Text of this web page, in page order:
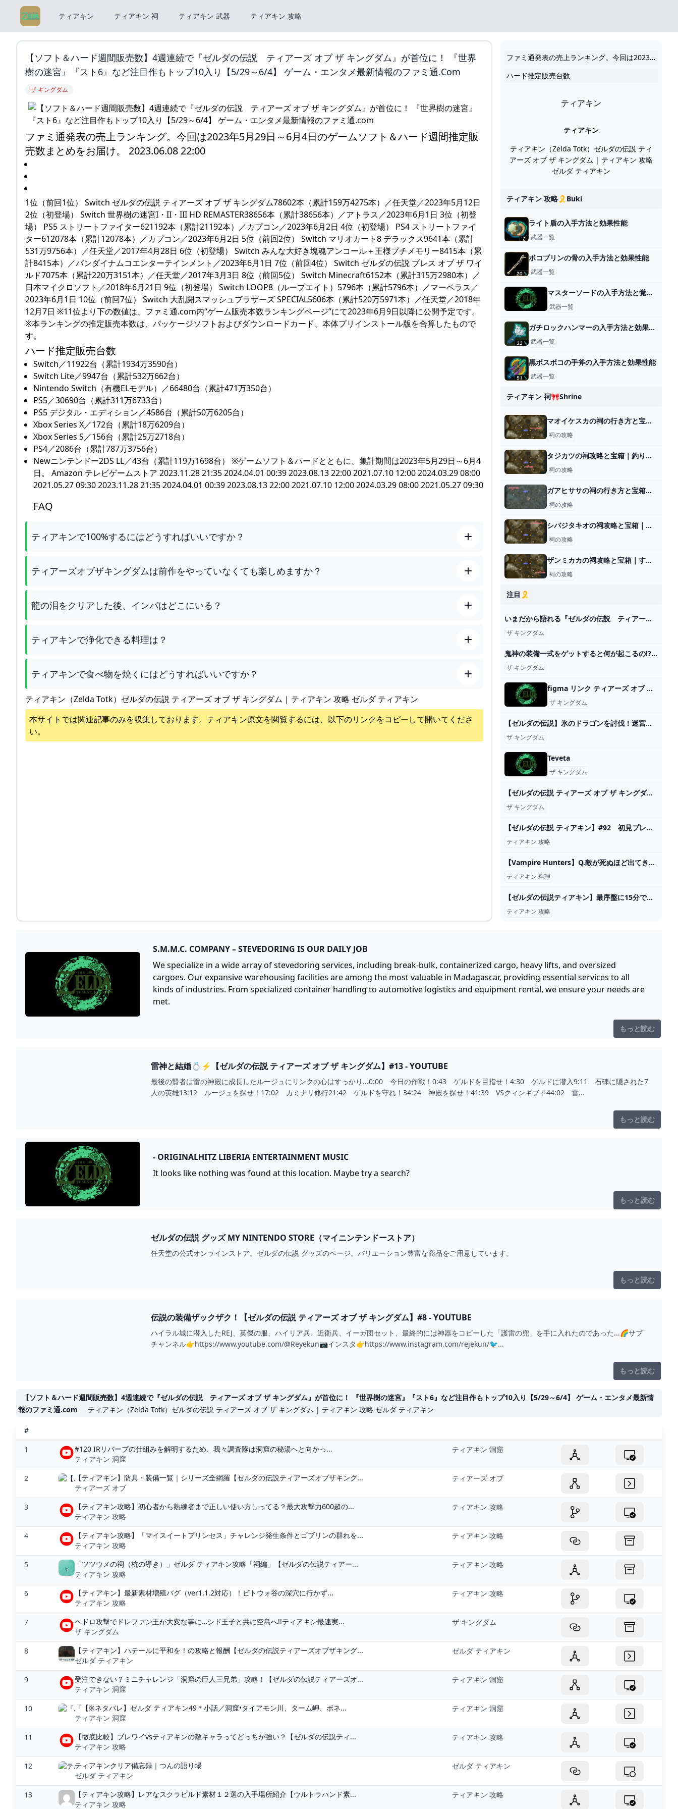
ティアキン ティアキン 祠 ティアキン 武器 ティアキン 攻略
【ソフト＆ハード週間販売数】4週連続で『ゼルダの伝説 ティアーズ オブ ザ キングダム』が首位に！ 『世界
樹の迷宮』『スト6』など注目作もトップ10入り【5/29～6/4】 ゲーム・エンタメ最新情報のファミ通.com
ザ キングダム
ファミ通発表の売上ランキング。今回は2023年5月29日～6月4日のゲームソフト＆ハード週間推定販
売数まとめをお届け。 2023.06.08 22:00
1位（前回1位） Switch ゼルダの伝説 ティアーズ オブ ザ キングダム78602本（累計159万4275本）／任天堂／2023年5月12日
2位（初登場） Switch 世界樹の迷宮I・II・III HD REMASTER38656本（累計38656本）／アトラス／2023年6月1日 3位（初登
場） PS5 ストリートファイター621192本（累計21192本）／カプコン／2023年6月2日 4位（初登場） PS4 ストリートファイ
ター612078本（累計12078本）／カプコン／2023年6月2日 5位（前回2位） Switch マリオカート8 デラックス9641本（累計
531万9756本）／任天堂／2017年4月28日 6位（初登場） Switch みんな大好き塊魂アンコール＋王様プチメモリー8415本（累
計8415本）／バンダイナムコエンターテインメント／2023年6月1日 7位（前回4位） Switch ゼルダの伝説 ブレス オブ ザ ワイ
ルド7075本（累計220万3151本）／任天堂／2017年3月3日 8位（前回5位） Switch Minecraft6152本（累計315万2980本）／
日本マイクロソフト／2018年6月21日 9位（初登場） Switch LOOP8（ループエイト）5796本（累計5796本）／マーベラス／
2023年6月1日 10位（前回7位） Switch 大乱闘スマッシュブラザーズ SPECIAL5606本（累計520万5971本）／任天堂／2018年
12月7日 ※11位より下の数値は、ファミ通.com内“ゲーム販売本数ランキングページ”にて2023年6月9日以降に公開予定です。
※本ランキングの推定販売本数は、パッケージソフトおよびダウンロードカード、本体プリインストール版を合算したもので
す。
ハード推定販売台数
Switch／11922台（累計1934万3590台）
Switch Lite／9947台（累計532万662台）
Nintendo Switch（有機ELモデル）／66480台（累計471万350台）
PS5／30690台（累計311万6733台）
PS5 デジタル・エディション／4586台（累計50万6205台）
Xbox Series X／172台（累計18万6209台）
Xbox Series S／156台（累計25万2718台）
PS4／2086台（累計787万3756台）
Newニンテンドー2DS LL／43台（累計119万1698台） ※ゲームソフト＆ハードとともに、集計期間は2023年5月29日～6月4
日。 Amazon テレビゲームストア 2023.11.28 21:35 2024.04.01 00:39 2023.08.13 22:00 2021.07.10 12:00 2024.03.29 08:00
2021.05.27 09:30 2023.11.28 21:35 2024.04.01 00:39 2023.08.13 22:00 2021.07.10 12:00 2024.03.29 08:00 2021.05.27 09:30
FAQ
ティアキンで100%するにはどうすればいいですか？
ティアーズオブザキングダムは前作をやっていなくても楽しめますか？
龍の泪をクリアした後、インパはどこにいる？
ティアキンで浄化できる料理は？
ティアキンで食べ物を焼くにはどうすればいいですか？
ティアキン（Zelda Totk）ゼルダの伝説 ティアーズ オブ ザ キングダム | ティアキン 攻略 ゼルダ ティアキン
本サイトでは関連記事のみを収集しております。 ティアキン原文を閲覧するには、以下のリンクをコピーして開いてくださ
い。
ファミ通発表の売上ランキング。今回は2023年5月29日～6月4日のゲームソフト＆ハード週間推定販売数まとめをお届け。 2023.06.08 22:00
ハード推定販売台数
ティアキン
ティアキン
ティアキン（Zelda Totk）ゼルダの伝説 ティ
アーズ オブ ザ キングダム | ティアキン 攻略
ゼルダ ティアキン
ティアキン 攻略🎗️buki
ライト盾の入手方法と効果性能
武器一覧
ボコブリンの骨の入手方法と効果性能
武器一覧
マスターソードの入手方法と覚醒のやり方
武器一覧
ガチロックハンマーの入手方法と効果性能
武器一覧
黒ボスボコの手斧の入手方法と効果性能
武器一覧
ティアキン 祠🎀shrine
マオイケスカの祠の行き方と宝箱｜ラウルの祝福
祠の攻略
タジカツの祠攻略と宝箱｜釣り合うかたち
祠の攻略
ガアヒササの祠の行き方と宝箱｜ラウルの祝福
祠の攻略
シバジタキオの祠攻略と宝箱｜道をつなぐ鍵
祠の攻略
ザンミカカの祠攻略と宝箱｜すくうかたち
祠の攻略
注目🎗️
いまだから語れる『ゼルダの伝説 ティアーズ オブ ザ キングダム』開発者インタビュー。“遊び優先”を貫いて完成させた驚異の続編【ティアキン】 ゲーム・エンタメ最新情報のファミ通.com
ザ キングダム
鬼神の装備一式をゲットすると何が起こるの!?不思議なミニチャレンジを攻略!!ティアキン最速実況Part101【ゼルダの伝説 ティアーズ オブ ザ キングダム】 - YouTube
ザ キングダム
figma リンク ティアーズ オブ ザ キングダムver. DXエディション｜グッドスマイルカンパニー公式ショップ
ザ キングダム
【ゼルダの伝説】氷のドラゴンを討伐！迷宮をクリアするぞ！ #64【ティアーズ オブ ザ キングダム】 - YouTube
ザ キングダム
Teveta
ザ キングダム
【ゼルダの伝説 ティアーズ オブ ザ キングダム】38歳のティアキン実況 あるみつ vol.006 - YouTube
ザ キングダム
【ゼルダの伝説 ティアキン】#92 初見プレイ 祠・コログ・マヨイ・井戸やりこみ目指します！(地底探索ほぼノーカット（戦闘シーン除く）、早送りあり) - YouTube
ティアキン 攻略
【Vampire Hunters】Q.敵が死ぬほど出てきます。どうすればいいですか？【ゆっくり実況】 - YouTube
ティアキン 料理
【ゼルダの伝説ティアキン】最序盤に15分で最強装備を含む全身装備をコンプリートするルート紹介！（TotK、ティアーズオブザキングダム） - YouTube
ティアキン 攻略
S.M.M.C. COMPANY – STEVEDORING IS OUR DAILY JOB
We specialize in a wide array of stevedoring services, including break-bulk, containerized cargo, heavy lifts, and oversized
cargoes. Our expansive warehousing facilities are among the most valuable in Madagascar, providing essential services to all
kinds of industries. From specialized container handling to automotive logistics and equipment rental, we ensure your needs are
met.
もっと読む
雷神と結婚💍⚡【ゼルダの伝説 ティアーズ オブ ザ キングダム】#13 - YOUTUBE
最後の賢者は雷の神殿に成長したルージュにリンクの心はすっかり...0:00 今日の作戦！0:43 ゲルドを目指せ！4:30 ゲルドに潜入9:11 石碑に隠された7
人の英雄13:12 ルージュを探せ！17:02 カミナリ修行21:42 ゲルドを守れ！34:24 神殿を探せ！41:39 VSクィンギブド44:02 雷...
もっと読む
- ORIGINALHITZ LIBERIA ENTERTAINMENT MUSIC
It looks like nothing was found at this location. Maybe try a search?
もっと読む
ゼルダの伝説 グッズ MY NINTENDO STORE（マイニンテンドーストア）
任天堂の公式オンラインストア。ゼルダの伝説 グッズのページ。バリエーション豊富な商品をご用意しています。
もっと読む
伝説の装備ザックザク！【ゼルダの伝説 ティアーズ オブ ザ キングダム】#8 - YOUTUBE
ハイラル城に潜入したREJ、英傑の服、ハイリア兵、近衛兵、イーガ団セット、最終的には神器をコピーした「護雷の兜」を手に入れたのであった...🌈サブ
チャンネル👉https://www.youtube.com/@Reyekun📷インスタ👉https://www.instagram.com/rejekun/🐦...
もっと読む
【ソフト＆ハード週間販売数】4週連続で『ゼルダの伝説 ティアーズ オブ ザ キングダム』が首位に！ 『世界樹の迷宮』『スト6』など注目作もトップ10入り【5/29～6/4】 ゲーム・エンタメ最新情
報のファミ通.com
ティアキン（Zelda Totk）ゼルダの伝説 ティアーズ オブ ザ キングダム | ティアキン 攻略 ゼルダ ティアキン
#
1
#120 IRリバーブの仕組みを解明するため、我々調査隊は洞窟の秘湯へと向かっ...
ティアキン 洞窟
ティアキン 洞窟
2
【ティアキン】防具・装備一覧｜シリーズ全網羅【ゼルダの伝説ティアーズオブザキング...
ティアーズ オブ
ティアーズ オブ
3
【ティアキン攻略】初心者から熟練者まで正しい使い方しってる？最大攻撃力600超の...
ティアキン 攻略
ティアキン 攻略
4
【ティアキン攻略】「マイスイートプリンセス」チャレンジ発生条件とゴブリンの群れを...
ティアキン 攻略
ティアキン 攻略
5
「ツツウメの祠（杭の導き）」ゼルダ ティアキン攻略「祠編」【ゼルダの伝説ティアー...
ティアキン 攻略
ティアキン 攻略
6
【ティアキン】最新素材増殖バグ（ver1.1.2対応）！ビトウォ谷の深穴に行かず...
ティアキン 攻略
ティアキン 攻略
7
ヘドロ攻撃でドレファン王が大変な事に…シド王子と共に空島へ!!ティアキン最速実...
ザ キングダム
ザ キングダム
8
【ティアキン】ハテールに平和を！の攻略と報酬【ゼルダの伝説ティアーズオブザキング...
ゼルダ ティアキン
ゼルダ ティアキン
9
受注できない？ミニチャレンジ「洞窟の巨人三兄弟」攻略！【ゼルダの伝説ティアーズオ...
ティアキン 洞窟
ティアキン 洞窟
10
『【※ネタバレ】ゼルダ ティアキン49＊小話／洞窟•タイアモン川、ターム岬、ボネ...
ティアキン 洞窟
ティアキン 洞窟
11
【徹底比較】ブレワイvsティアキンの敵キャラってどっちが強い？【ゼルダの伝説ティ...
ティアキン 攻略
ティアキン 攻略
12
ティアキンクリア備忘録｜つんの語り場
ゼルダ ティアキン
ゼルダ ティアキン
13
【ティアキン攻略】レアなスクラビルド素材１２選の入手場所紹介【ウルトラハンド素...
ティアキン 攻略
ティアキン 攻略